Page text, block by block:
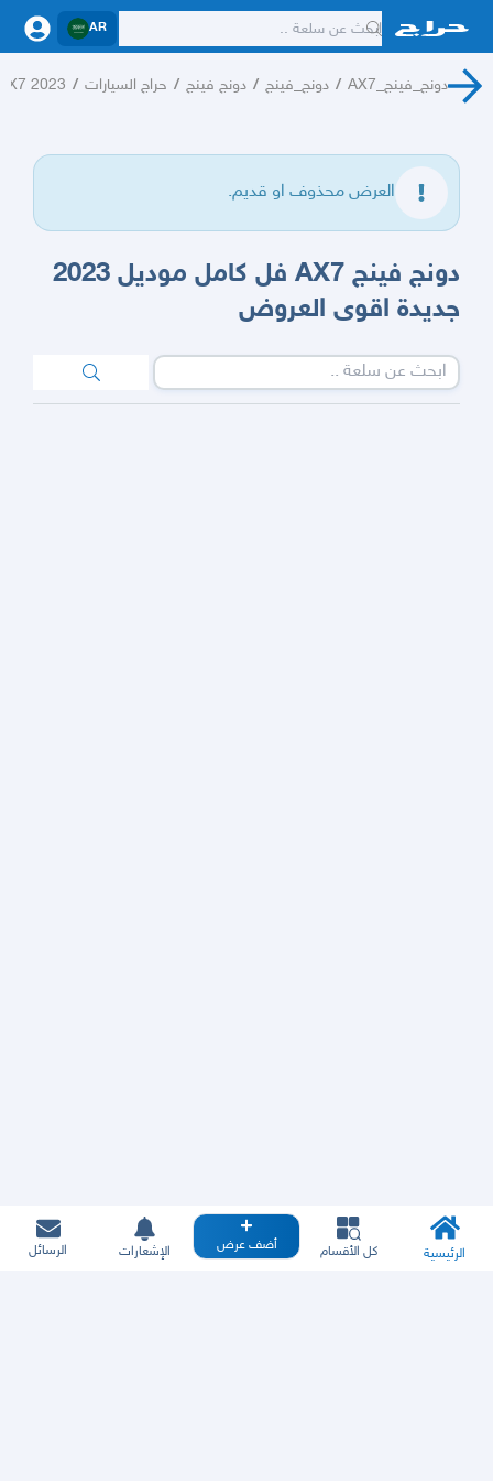
AR
دونج_فينج_AX7 / دونج_فينج / دونج فينج / حراج السيارات /
2023
العرض محذوف او قديم.
دونج فينج AX7 فل كامل موديل 2023
جديدة اقوى العروض
الرئيسية كل الأقسام أضف عرض الإشعارات الرسائل